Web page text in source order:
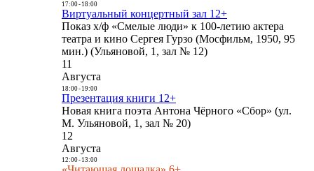
17:00- 18:00
Виртуальный концертный зал 12+
Показ х/ф «Смелые люди» к 100-летию актера
театра и кино Сергея Гурзо (Мосфильм, 1950, 95
мин.) (Ульяновой, 1, зал № 12)
11
Августа
18:00- 19:00
Презентация книги 12+
Новая книга поэта Антона Чёрного «Сбор» (ул.
М. Ульяновой, 1, зал № 20)
12
Августа
12:00- 13:00